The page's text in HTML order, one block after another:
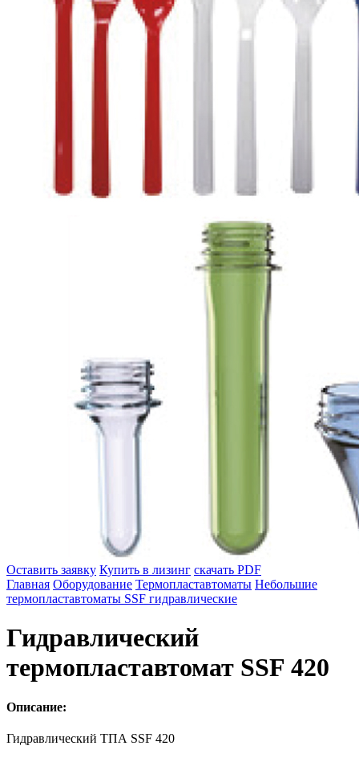
Оставить заявку Купить в лизинг скачать PDF
Главная Оборудование Термопластавтоматы Небольшие
термопластавтоматы SSF гидравлические
Гидравлический
термопластавтомат SSF 420
Описание:
Гидравлический ТПА SSF 420